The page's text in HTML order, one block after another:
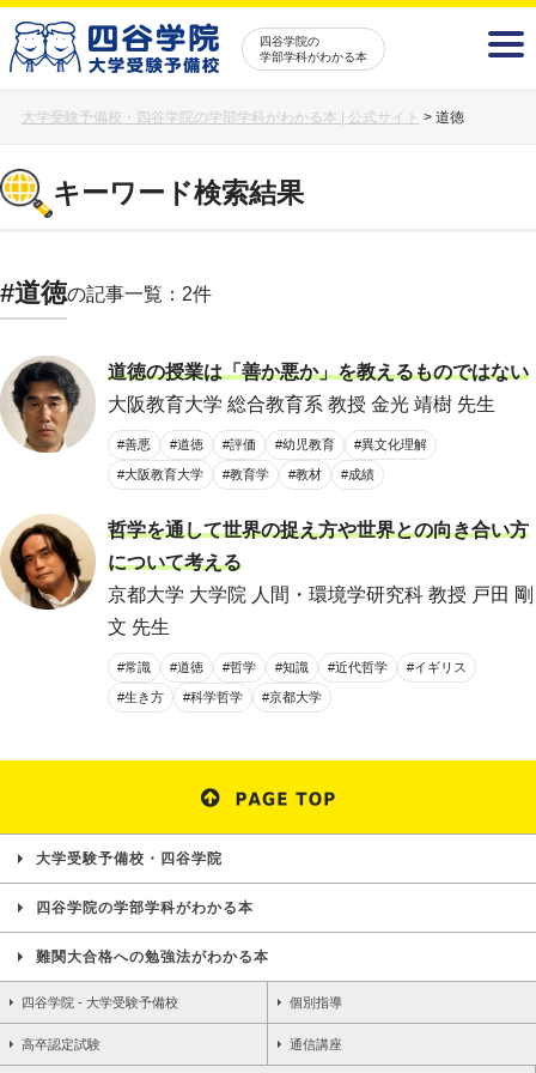
四谷学院の
学部学科がわかる本
大学受験予備校・四谷学院の学部学科がわかる本 | 公式サイト > 道徳
キーワード検索結果
#道徳の記事一覧：2件
道徳の授業は「善か悪か」を教えるものではない
大阪教育大学 総合教育系 教授 金光 靖樹 先生
#善悪 #道徳 #評価 #幼児教育 #異文化理解
#大阪教育大学 #教育学 #教材 #成績
哲学を通して世界の捉え方や世界との向き合い方
について考える
京都大学 大学院 人間・環境学研究科 教授 戸田 剛
文 先生
#常識 #道徳 #哲学 #知識 #近代哲学 #イギリス
#生き方 #科学哲学 #京都大学
大学受験予備校・四谷学院
四谷学院の学部学科がわかる本
難関大合格への勉強法がわかる本
四谷学院 - 大学受験予備校 個別指導
高卒認定試験 通信講座